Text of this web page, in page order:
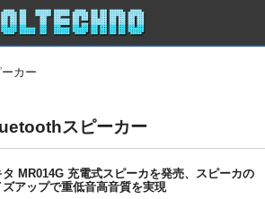
カー
スピーカー
タ MR014G 充電式スピーカを発売、スピーカの
ズアップで重低音高音質を実現